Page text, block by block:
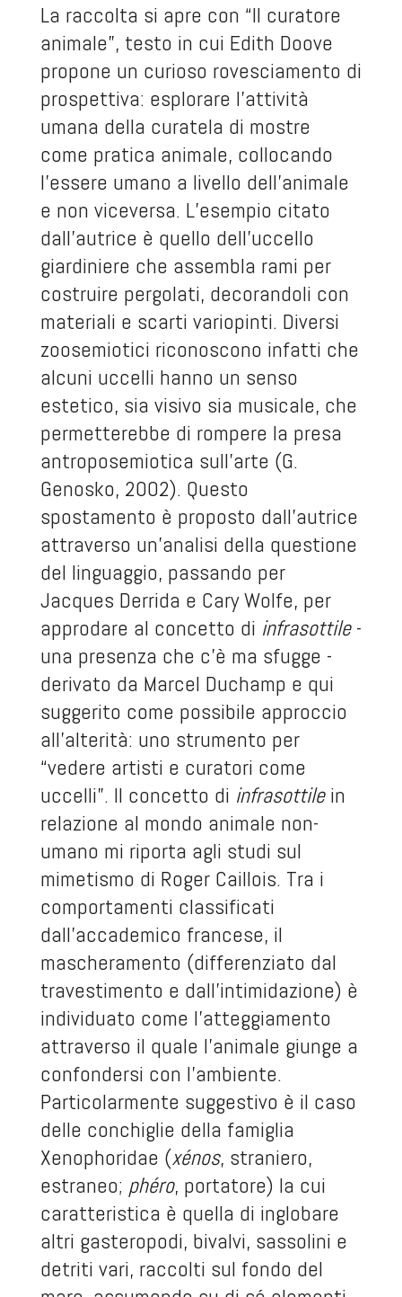
La raccolta si apre con “Il curatore
animale”, testo in cui Edith Doove
propone un curioso rovesciamento di
prospettiva: esplorare l’attività
umana della curatela di mostre
come pratica animale, collocando
l’essere umano a livello dell’animale
e non viceversa. L’esempio citato
dall’autrice è quello dell’uccello
giardiniere che assembla rami per
costruire pergolati, decorandoli con
materiali e scarti variopinti. Diversi
zoosemiotici riconoscono infatti che
alcuni uccelli hanno un senso
estetico, sia visivo sia musicale, che
permetterebbe di rompere la presa
antroposemiotica sull’arte (G.
Genosko, 2002). Questo
spostamento è proposto dall’autrice
attraverso un’analisi della questione
del linguaggio, passando per
Jacques Derrida e Cary Wolfe, per
approdare al concetto di infrasottile-
una presenza che c’è ma sfugge -
derivato da Marcel Duchamp e qui
suggerito come possibile approccio
all’alterità: uno strumento per
“vedere artisti e curatori come
uccelli”. Il concetto di infrasottilein
relazione al mondo animale non-
umano mi riporta agli studi sul
mimetismo di Roger Caillois. Tra i
comportamenti classificati
dall’accademico francese, il
mascheramento (differenziato dal
travestimento e dall’intimidazione) è
individuato come l’atteggiamento
attraverso il quale l’animale giunge a
confondersi con l’ambiente.
Particolarmente suggestivo è il caso
delle conchiglie della famiglia
Xenophoridae (xénos, straniero,
estraneo; phéro, portatore) la cui
caratteristica è quella di inglobare
altri gasteropodi, bivalvi, sassolini e
detriti vari, raccolti sul fondo del